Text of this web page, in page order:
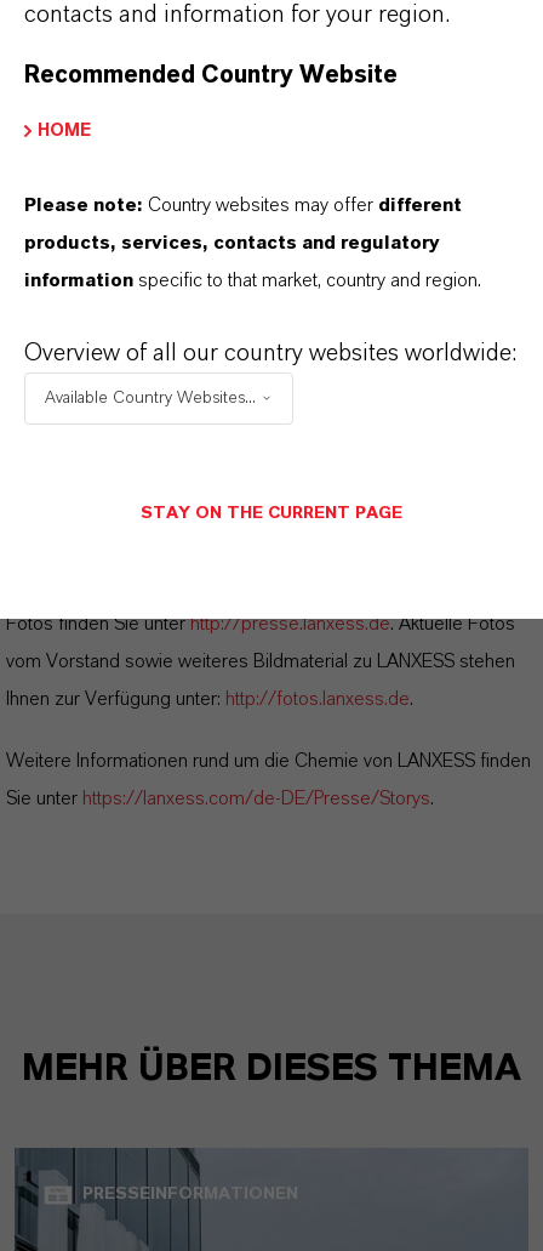
ÜBER LANXESS
DOWNLOAD
LANXESS erhöht Schwarzpigment-
Kapazität (PDF, 205,4 KB)
LANXESS erhöht Schwarzpigment-
Fotos finden Sie unterhttp://presse.lanxess.de. Aktuelle Fotos
vom Vorstand sowie weiteres Bildmaterial zu LANXESS stehen
Ihnen zur Verfügung unter: http://fotos.lanxess.de.
Weitere Informationen rund um die Chemie von LANXESS finden
Sie unter https://lanxess.com/de-DE/Presse/Storys.
MEHR ÜBER DIESES THEMA
PRESSEINFORMATIONEN
contacts and information for your region.
Recommended Country Website
HOME
Please note: Country websites may offer different
products, services, contacts and regulatory
information specific to that market, country and region.
Overview of all our country websites worldwide:
Available Country Websites...
STAY ON THE CURRENT PAGE